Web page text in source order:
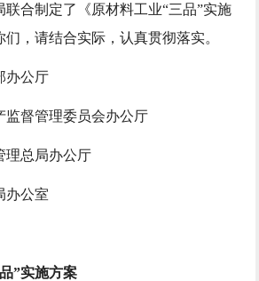
联合制定了《原材料工业“三品”实施
，请结合实际，认真贯彻落实。
办公厅
监督管理委员会办公厅
理总局办公厅
办公室
”实施方案